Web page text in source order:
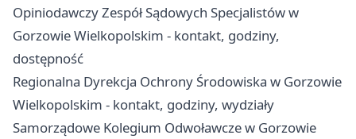
Opiniodawczy Zespół Sądowych Specjalistów w
Gorzowie Wielkopolskim - kontakt, godziny,
dostępność
Regionalna Dyrekcja Ochrony Środowiska w Gorzowie
Wielkopolskim - kontakt, godziny, wydziały
Samorządowe Kolegium Odwoławcze w Gorzowie